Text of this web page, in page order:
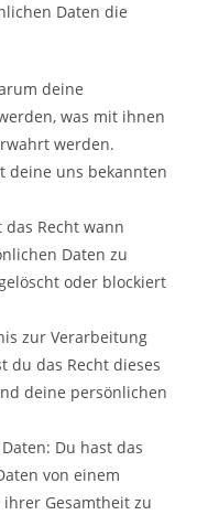
Daten die
deine
was mit ihnen
werden.
deine uns bekannten
Recht wann
Daten zu
oder blockiert
zur Verarbeitung
du das Recht dieses
deine persönlichen
Du hast das
von einem
Gesamtheit zu